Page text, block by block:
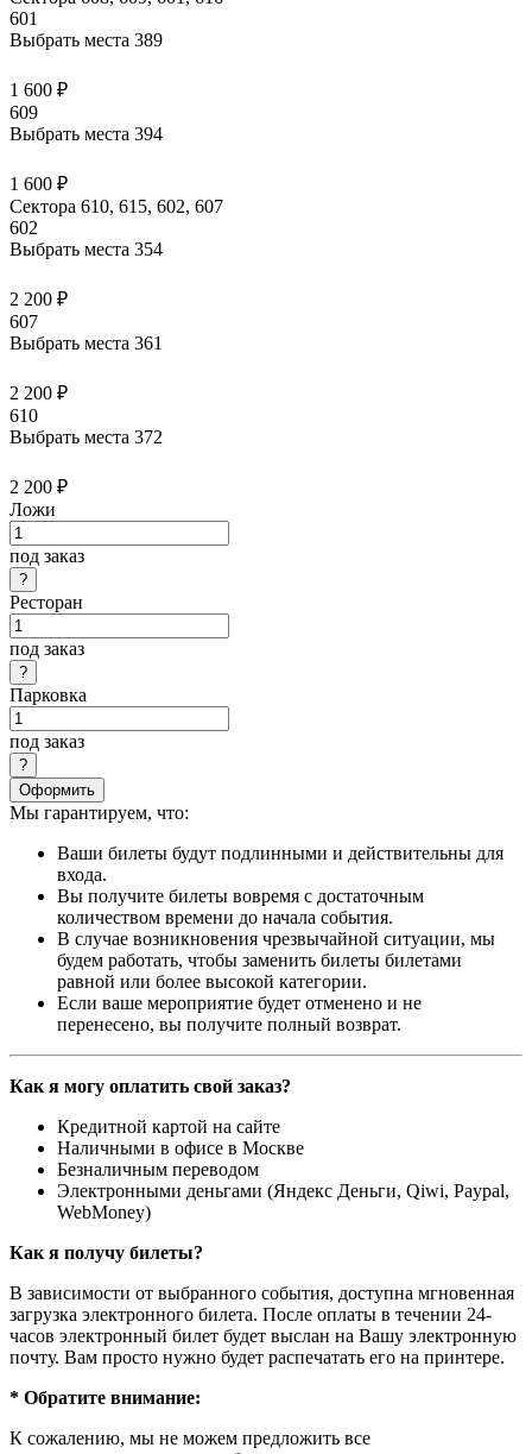
601
Выбрать места 389
1 600 ₽
609
Выбрать места 394
1 600 ₽
Сектора 610, 615, 602, 607
602
Выбрать места 354
2 200 ₽
607
Выбрать места 361
2 200 ₽
610
Выбрать места 372
2 200 ₽
Ложи
под заказ
Ресторан
под заказ
Парковка
под заказ
Оформить
Мы гарантируем, что:
Ваши билеты будут подлинными и действительны для
входа.
Вы получите билеты вовремя с достаточным
количеством времени до начала события.
В случае возникновения чрезвычайной ситуации, мы
будем работать, чтобы заменить билеты билетами
равной или более высокой категории.
Если ваше мероприятие будет отменено и не
перенесено, вы получите полный возврат.
Как я могу оплатить свой заказ?
Кредитной картой на сайте
Наличными в офисе в Москве
Безналичным переводом
Электронными деньгами (Яндекс Деньги, Qiwi, Paypal,
WebMoney)
Как я получу билеты?
В зависимости от выбранного события, доступна мгновенная
загрузка электронного билета. После оплаты в течении 24-
часов электронный билет будет выслан на Вашу электронную
почту. Вам просто нужно будет распечатать его на принтере.
* Обратите внимание:
К сожалению, мы не можем предложить все